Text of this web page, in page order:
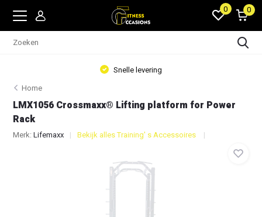
0 0
Snelle levering
Home
LMX1056 Crossmaxx® Lifting platform for Power
Rack
Merk:Lifemaxx Bekijk alles Training' s Accessoires